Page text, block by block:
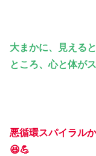
大まかに、見える
ところ、心と体が
悪循環スパイラル
😆💪